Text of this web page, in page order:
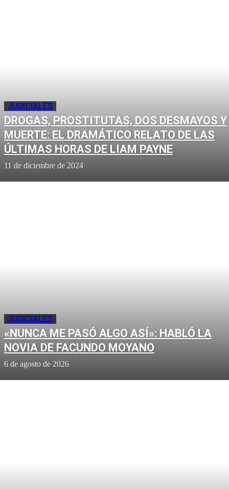
JUDICIALES
DROGAS, PROSTITUTAS, DOS DESMAYOS Y
MUERTE: EL DRAMÁTICO RELATO DE LAS
ÚLTIMAS HORAS DE LIAM PAYNE
11 de diciembre de 2024
JUDICIALES
«NUNCA ME PASÓ ALGO ASÍ»: HABLÓ LA
NOVIA DE FACUNDO MOYANO
6 de agosto de 2026